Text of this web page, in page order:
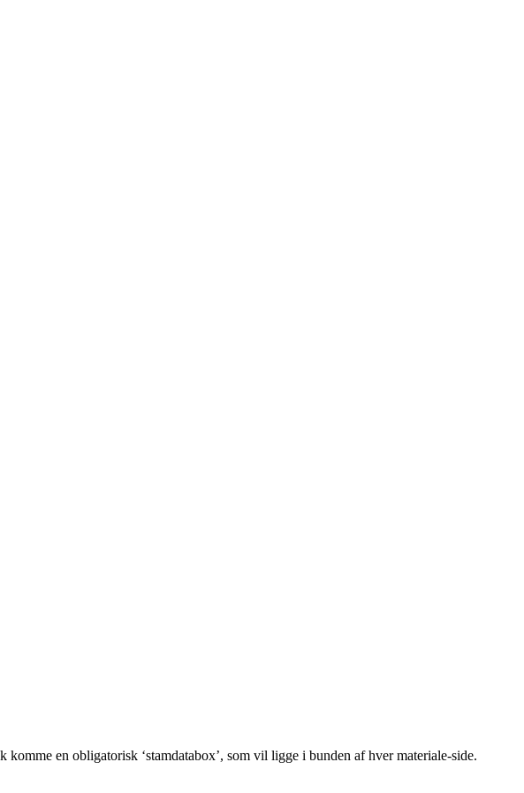
en obligatorisk ‘stamdatabox’, som vil ligge i bunden af hver materiale-side.